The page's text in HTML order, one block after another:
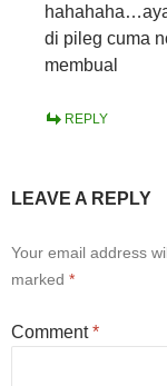
di pileg cuma
membual
REPLY
LEAVE A REPLY
Your email address
marked *
Comment*